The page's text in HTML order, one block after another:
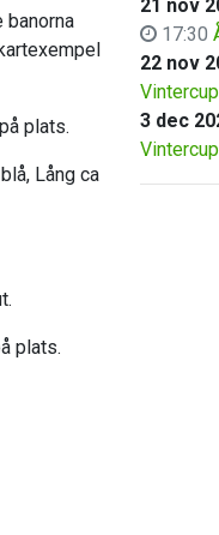
banorna
plats.
Lång ca
plats.
21 nov
17:30
22 nov
3 dec